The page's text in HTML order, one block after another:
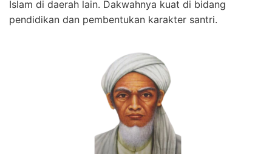
Islam di daerah lain. Dakwahnya kuat di bidang
pendidikan dan pembentukan karakter santri.